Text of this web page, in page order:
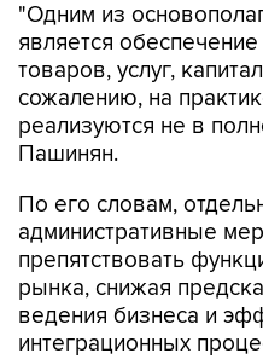
"Одним из
является
товаров, услуг,
сожалению, на
реализуются не в
Пашинян.
По его словам,
административные
препятствовать
рынка, снижая
ведения бизнеса и
интеграционных